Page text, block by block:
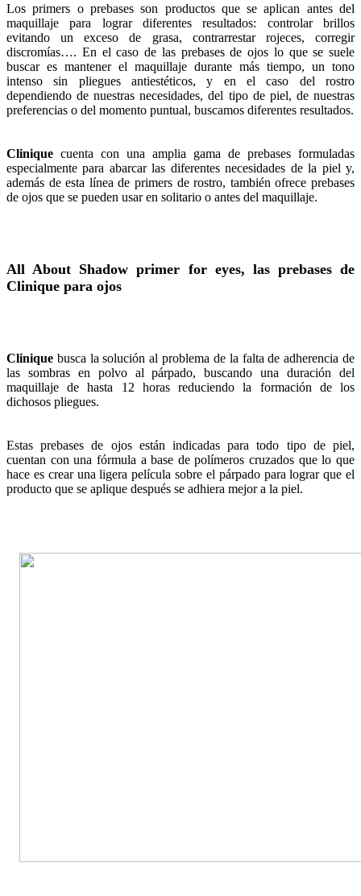
Los primers o prebases son productos que se aplican antes del
maquillaje para lograr diferentes resultados: controlar brillos
evitando un exceso de grasa, contrarrestar rojeces, corregir
discromías…. En el caso de las prebases de ojos lo que se suele
buscar es mantener el maquillaje durante más tiempo, un tono
intenso sin pliegues antiestéticos, y en el caso del rostro
dependiendo de nuestras necesidades, del tipo de piel, de nuestras
preferencias o del momento puntual, buscamos diferentes resultados.
Clinique cuenta con una amplia gama de prebases formuladas
especialmente para abarcar las diferentes necesidades de la piel y,
además de esta línea de primers de rostro, también ofrece prebases
de ojos que se pueden usar en solitario o antes del maquillaje.
All About Shadow primer for eyes, las prebases de
Clinique para ojos
Clinique busca la solución al problema de la falta de adherencia de
las sombras en polvo al párpado, buscando una duración del
maquillaje de hasta 12 horas reduciendo la formación de los
dichosos pliegues.
Estas prebases de ojos están indicadas para todo tipo de piel,
cuentan con una fórmula a base de polímeros cruzados que lo que
hace es crear una ligera película sobre el párpado para lograr que el
producto que se aplique después se adhiera mejor a la piel.